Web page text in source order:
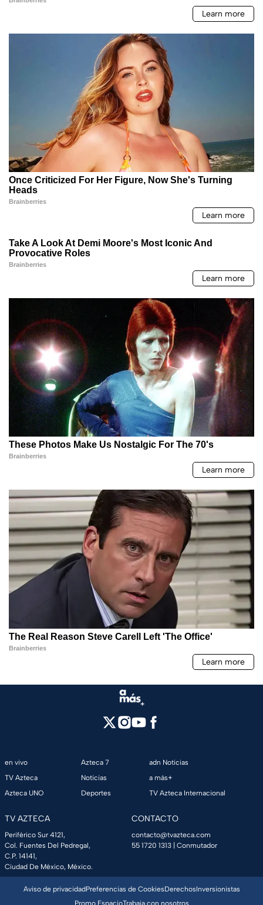
en vivo
TV Azteca
Azteca UNO
Azteca 7
Noticias
Deportes
adn Noticias
a más+
TV Azteca Internacional
TV AZTECA
Periférico Sur 4121,
Col. Fuentes Del Pedregal,
C.P. 14141,
Ciudad De México, México.
CONTACTO
contacto@tvazteca.com
55 1720 1313 | Conmutador
Aviso de privacidadPreferencias de CookiesDerechosInversionistas
Promo EspacioTrabaja con nosotros